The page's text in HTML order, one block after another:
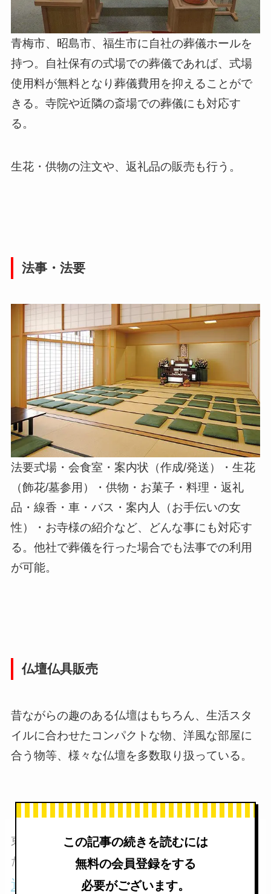
青梅市、昭島市、福生市に自社の葬儀ホールを
持つ。自社保有の式場での葬儀であれば、式場
使用料が無料となり葬儀費用を抑えることがで
きる。寺院や近隣の斎場での葬儀にも対応す
る。
生花・供物の注文や、返礼品の販売も行う。
法事・法要
法要式場・会食室・案内状（作成/発送）・生花
（飾花/墓参用）・供物・お菓子・料理・返礼
品・線香・車・バス・案内人（お手伝いの女
性）・お寺様の紹介など、どんな事にも対応す
る。他社で葬儀を行った場合でも法事での利用
が可能。
仏壇仏具販売
昔ながらの趣のある仏壇はもちろん、生活スタ
イルに合わせたコンパクトな物、洋風な部屋に
合う物等、様々な仏壇を多数取り扱っている。
東京都での遺品整理についてはこちらもご覧く
ださい
遺品整理業者を比較【東京編】
この記事の続きを読むには
無料の会員登録をする
必要がございます。